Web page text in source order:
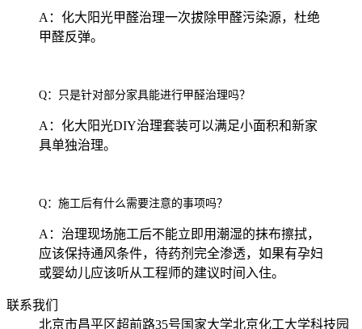
A：化大阳光甲醛治理一次拔除甲醛污染源，杜绝
甲醛反弹。
Q：只是针对部分家具能进行甲醛治理吗？
A：化大阳光DIY治理套装可以满足小面积和新家
具单独治理。
Q：施工后有什么需要注意的事项吗？
A：治理现场施工后不能立即用潮湿的抹布擦拭，
应该保持通风条件，待药剂完全渗透，如果有孕妇
或婴幼儿应该听从工程师的建议时间入住。
联系我们
北京市昌平区超前路35号国家大学北京化工大学科技园